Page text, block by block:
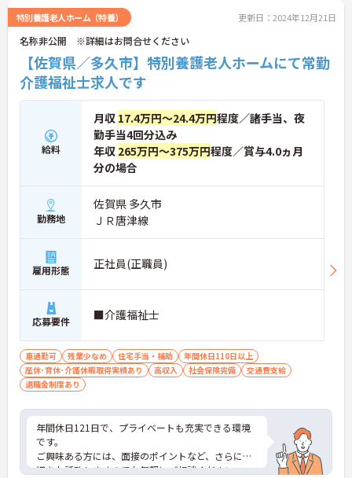
特別養護老人ホーム（特養） 更新日：2024年12月21日
名称非公開 ※詳細はお問合せください
【佐賀県／多久市】特別養護老人ホームにて常勤
介護福祉士求人です
給料
月収 17.4万円～24.4万円程度／諸手当、夜
勤手当4回分込み
年収 265万円～375万円程度／賞与4.0ヵ月
分の場合
勤務地
佐賀県 多久市
ＪＲ唐津線
雇用形態 正社員(正職員)
応募要件 ■介護福祉士
車通勤可 残業少なめ 住宅手当・補助
年間休日110日以上
産休･育休･介護休暇取得実績あり
高収入 社会保険完備
交通費支給
退職金制度あり
年間休日121日で、プライベートも充実できる環境
です。
ご興味ある方には、面接のポイントなど、さらに詳
細をお話致しますのでお気軽にご相談ください。